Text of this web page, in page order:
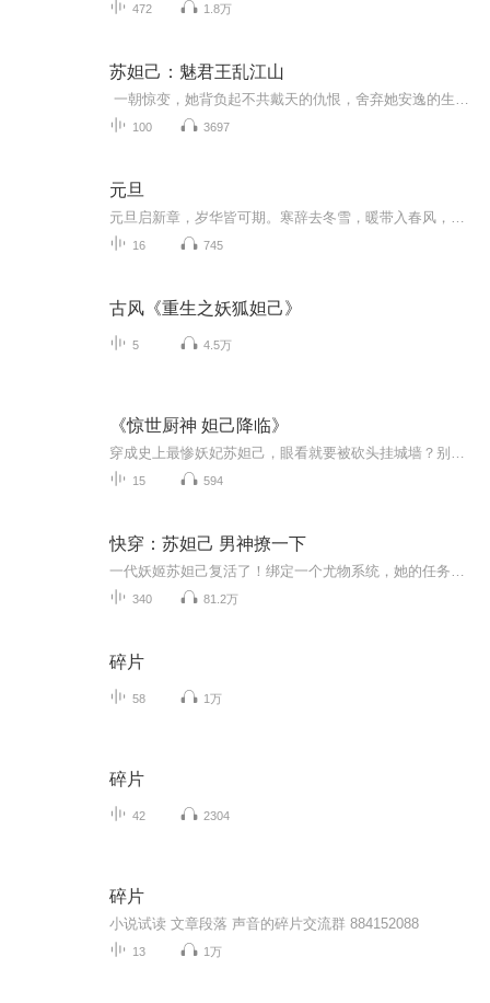
472 1.8万
苏妲己：魅君王乱江山
100 3697
元旦
16 745
古风《重生之妖狐妲己》
5 4.5万
《惊世厨神 妲己降临》
15 594
快穿：苏妲己 男神撩一下
340 81.2万
碎片
58 1万
碎片
42 2304
碎片
小说试读 文章段落 声音的碎片交流群 884152088
13 1万